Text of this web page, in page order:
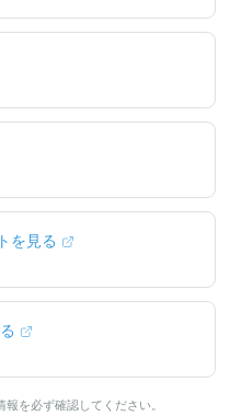
を見る
を必ず確認してください。